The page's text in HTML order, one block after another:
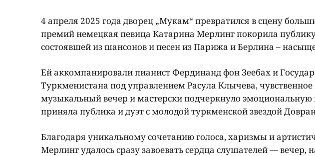
4 апреля 2025 года дворец „Мукам“ превратился в сцену
премий немецкая певица Катарина Мерлинг покорила
состоявшей из шансонов и песен из Парижа и Берлина –
Ей аккомпанировали пианист Фердинанд фон Зеебах и
Туркменистана под управлением Расула Клычева,
музыкальный вечер и мастерски подчеркнуло эмоциональную
приняла публика и дуэт с молодой туркменской звездой
Благодаря уникальному сочетанию голоса, харизмы и
Мерлинг удалось сразу завоевать сердца слушателей —